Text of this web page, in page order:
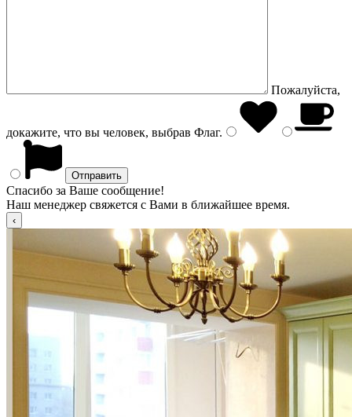
Пожалуйста,
докажите, что вы человек, выбрав Флаг.
Спасибо за Ваше сообщение!
Наш менеджер свяжется с Вами в ближайшее время.